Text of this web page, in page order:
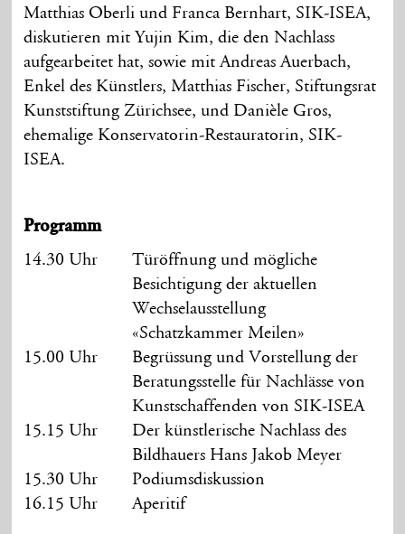
Matthias Oberli und Franca Bernhart, SIK-ISEA,
diskutieren mit Yujin Kim, die den Nachlass
aufgearbeitet hat, sowie mit Andreas Auerbach,
Enkel des Künstlers, Matthias Fischer, Stiftungsrat
Kunststiftung Zürichsee, und Danièle Gros,
ehemalige Konservatorin-Restauratorin, SIK-
ISEA.
Programm
14.30 Uhr
Türöffnung und mögliche
Besichtigung der aktuellen
Wechselausstellung
«Schatzkammer Meilen»
15.00 Uhr
Begrüssung und Vorstellung der
Beratungsstelle für Nachlässe von
Kunstschaffenden von SIK-ISEA
15.15 Uhr
Der künstlerische Nachlass des
Bildhauers Hans Jakob Meyer
15.30 Uhr
Podiumsdiskussion
16.15 Uhr
Aperitif